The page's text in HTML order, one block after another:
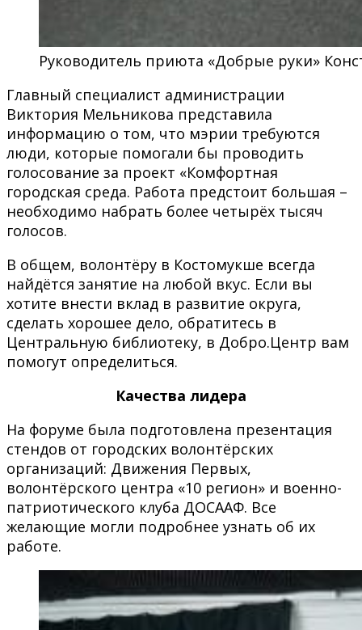
Руководитель приюта «Добрые руки»
Главный специалист администрации
Виктория Мельникова представила
информацию о том, что мэрии требуются
люди, которые помогали бы проводить
голосование за проект «Комфортная
городская среда. Работа предстоит большая –
необходимо набрать более четырёх тысяч
голосов.
В общем, волонтёру в Костомукше всегда
найдётся занятие на любой вкус. Если вы
хотите внести вклад в развитие округа,
сделать хорошее дело, обратитесь в
Центральную библиотеку, в Добро.Центр вам
помогут определиться.
Качества лидера
На форуме была подготовлена презентация
стендов от городских волонтёрских
организаций: Движения Первых,
волонтёрского центра «10 регион» и военно-
патриотического клуба ДОСААФ. Все
желающие могли подробнее узнать об их
работе.